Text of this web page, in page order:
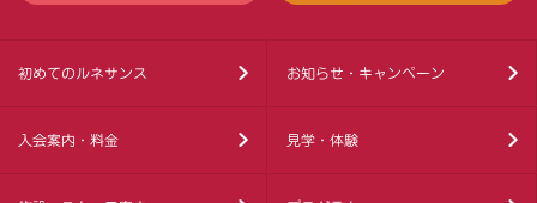
初めてのルネサンス お知らせ・キャンペーン
入会案内・料金 見学・体験